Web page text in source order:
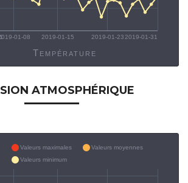
01-08 2019-01-15 2019-01-23 2019-01-31
Température
ATMOSPHÉRIQUE
Valeurs maximales
Valeurs moyennes
Valeurs minimum